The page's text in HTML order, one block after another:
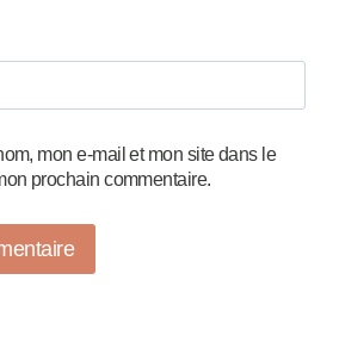
mon e-mail et mon site dans le
prochain commentaire.